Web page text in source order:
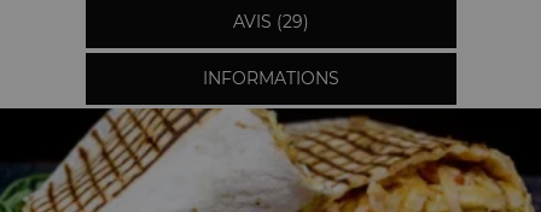
AVIS (29)
INFORMATIONS